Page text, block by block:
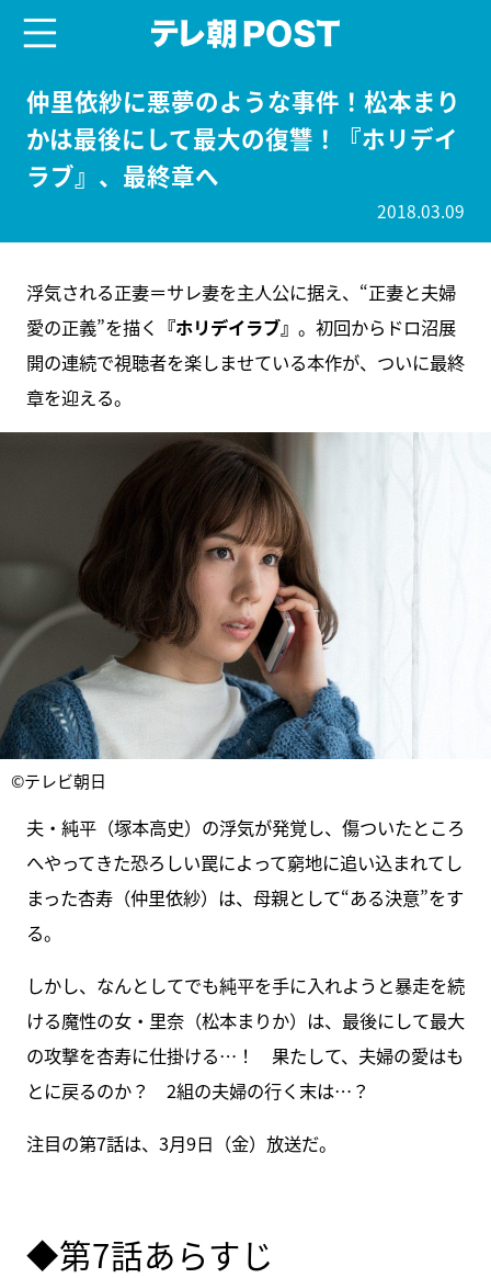
仲里依紗に悪夢のような事件！松本まり
かは最後にして最大の復讐！『ホリデイ
ラブ』、最終章へ
2018.03.09
浮気される正妻＝サレ妻を主人公に据え、“正妻と夫婦
愛の正義”を描く 『ホリデイラブ』 。初回からドロ沼展
開の連続で視聴者を楽しませている本作が、ついに最終
章を迎える。
©テレビ朝日
夫・純平（塚本高史）の浮気が発覚し、傷ついたところ
へやってきた恐ろしい罠によって窮地に追い込まれてし
まった杏寿（仲里依紗）は、母親として“ある決意”をす
る。
しかし、なんとしてでも純平を手に入れようと暴走を続
ける魔性の女・里奈（松本まりか）は、最後にして最大
の攻撃を杏寿に仕掛ける…！ 果たして、夫婦の愛はも
とに戻るのか？ 2組の夫婦の行く末は…？
注目の第7話は、3月9日（金）放送だ。
◆第7話あらすじ